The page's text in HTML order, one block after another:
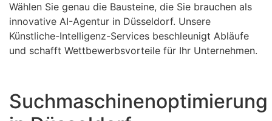
Wählen Sie genau die Bausteine, die Sie brauchen als
innovative AI-Agentur in Düsseldorf. Unsere
Künstliche-Intelligenz-Services beschleunigt Abläufe
und schafft Wettbewerbsvorteile für Ihr Unternehmen.
Suchmaschinenoptimierung